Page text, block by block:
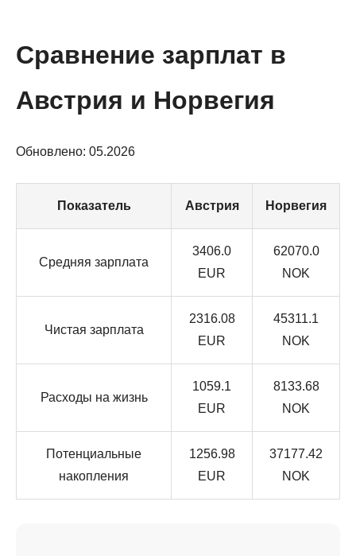
Сравнение зарплат в
Австрия и Норвегия
Обновлено: 05.2026
Показатель Австрия Норвегия
Средняя зарплата
3406.0
EUR
62070.0
NOK
Чистая зарплата
2316.08
EUR
45311.1
NOK
Расходы на жизнь
1059.1
EUR
8133.68
NOK
Потенциальные
накопления
1256.98
EUR
37177.42
NOK